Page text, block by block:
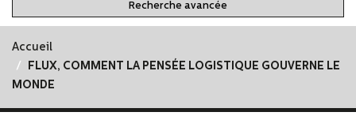
Recherche avancée
Accueil
FLUX, COMMENT LA PENSÉE LOGISTIQUE GOUVERNE LE
MONDE